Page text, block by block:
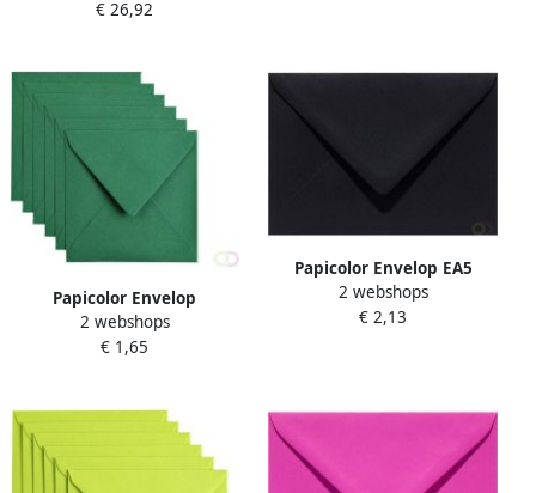
4x11cm rechts 500 stuks
€ 26,92
Papicolor Envelop
140x140mm dennengroen
pak Ã 6 stuks
2 webshops
€ 1,65
Papicolor Envelop EA5
156x220mm ravenzwart
pak Ã 6 stuks
2 webshops
€ 2,13